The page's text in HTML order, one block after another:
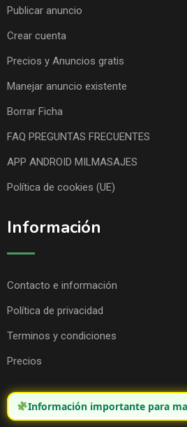
Publicar anuncio
Crear cuenta
Precios y Anuncios gratis
Manejar anuncio existente
Borrar Ficha
FAQ PREGUNTAS FRECUENTES
APP ANDROID MILMASAJES
Política de cookies (UE)
Información
Contacto e información
Política de privacidad
Terminos y condiciones
Precios
Información importante para